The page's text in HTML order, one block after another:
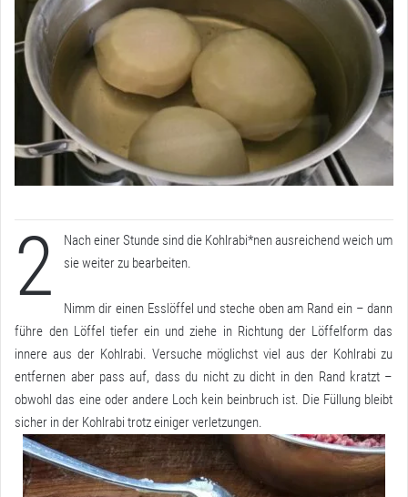
2
Nach einer Stunde sind die Kohlrabi*nen ausreichend weich um
sie weiter zu bearbeiten.
Nimm dir einen Esslöffel und steche oben am Rand ein – dann
führe den Löffel tiefer ein und ziehe in Richtung der Löffelform das
innere aus der Kohlrabi. Versuche möglichst viel aus der Kohlrabi zu
entfernen aber pass auf, dass du nicht zu dicht in den Rand kratzt –
obwohl das eine oder andere Loch kein beinbruch ist. Die Füllung bleibt
sicher in der Kohlrabi trotz einiger verletzungen.